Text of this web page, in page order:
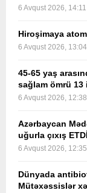
6 Avqust 2026, 14:11
Hiroşimaya
6 Avqust 2026, 13:04
45-65 yaş
sağlam ömrü 13
6 Avqust 2026, 12:38
Azərbaycan
uğurla çıxış ETDİ
6 Avqust 2026, 12:35
Dünyada
Mütəxəssislər